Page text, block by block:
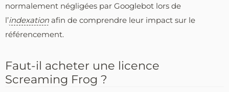
normalement négligées par Googlebot lors de
l’indexation afin de comprendre leur impact sur le
référencement.
Faut-il acheter une licence
Screaming Frog ?